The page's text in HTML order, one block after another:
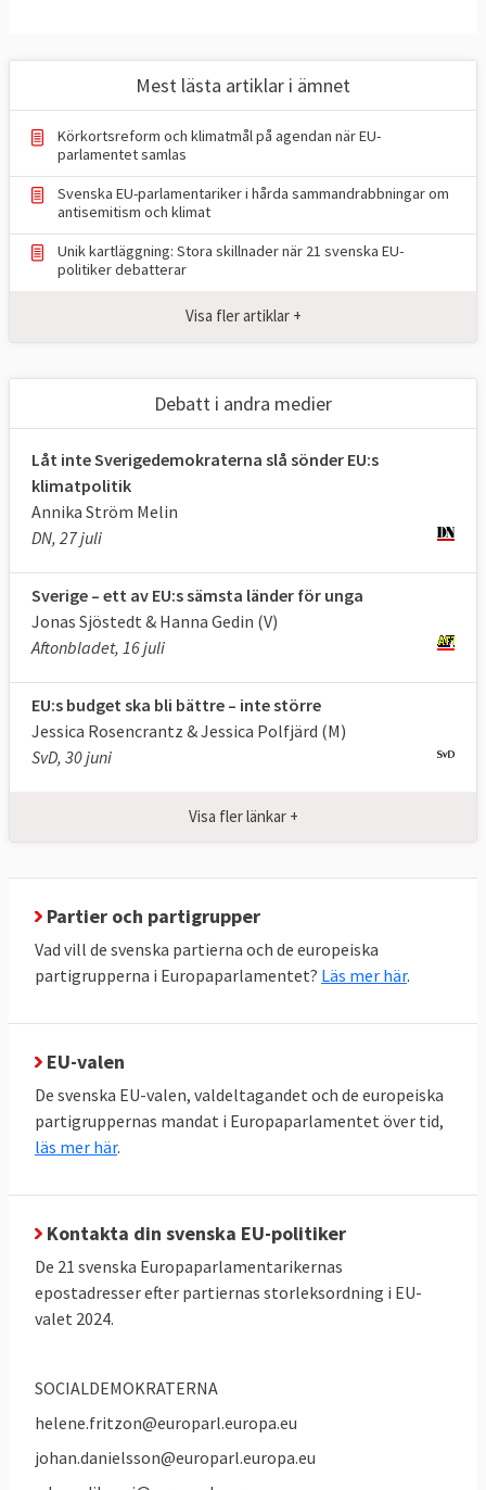
EU-ländernas regeringar och
Europaparlamentarikerna måste vara överens
för att ett förslag ska kunna bli EU-lag men
det finns områden som skattepolitik och
utrikespolitik där medlemsländerna har
vetorätt och eventuella beslut tas av
ministerrådet.
medbeslutande i frågor som rör tull,
handel och vissa internationella avtal och
EU:s budget, delar av arbetsrätten, vissa
sociala frågor, migrations- och
gränspolitiken, brottsbekämpningen,
transportfrågor, inre marknaden,
regionalpolitiken, miljö, energi, forskning
och bistånd.
Godkänner EU-kommissionen och
granskar EU
Europaparlamentet utövar kontroll över EU:s
institutioner genom regelbunden utfrågning
av ansvariga tjänstemän och politiker.
Europaparlamentet beslutar årligen om
ansvarsfrihet för hur EU:s budget har
kommissionen och kan även avsätta
kommissionen i sin helhet.
också ett vidare opinionsmässigt inflytande.
Vissa kallar därför parlamentet för Europas
politiska torg. Genom att anta uttalanden
påverkar man den politiska opinionen i
man vill. Ofta har Europaparlamentet även
synpunkter på länder utanför EU, inte minst
när det gäller mänskliga rättigheter.
Inte lika mäktigt som riksdagen
Europaparlamentet är inte lika mäktigt
Mest lästa artiklar i ämnet
Körkortsreform och klimatmål på agendan när EU-
parlamentet samlas
Svenska EU-parlamentariker i hårda sammandrabbningar om
antisemitism och klimat
Unik kartläggning: Stora skillnader när 21 svenska EU-
politiker debatterar
Visa fler artiklar +
Debatt i andra medier
Låt inte Sverigedemokraterna slå sönder EU:s
klimatpolitik
Annika Ström Melin
DN, 27 juli
Sverige – ett av EU:s sämsta länder för unga
Jonas Sjöstedt & Hanna Gedin (V)
Aftonbladet, 16 juli
EU:s budget ska bli bättre – inte större
Jessica Rosencrantz & Jessica Polfjärd (M)
SvD, 30 juni
Visa fler länkar +
Partier och partigrupper
Vad vill de svenska partierna och de europeiska
partigrupperna i Europaparlamentet? Läs mer här.
EU-valen
De svenska EU-valen, valdeltagandet och de europeiska
partigruppernas mandat i Europaparlamentet över tid,
läs mer här.
Kontakta din svenska EU-politiker
De 21 svenska Europaparlamentarikernas
epostadresser efter partiernas storleksordning i EU-
valet 2024.
SOCIALDEMOKRATERNA
helene.fritzon@europarl.europa.eu
johan.danielsson@europarl.europa.eu